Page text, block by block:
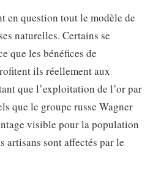
en question tout le modèle de
naturelles. Certains se
que les bénéfices de
ils réellement aux
que l’exploitation de l’or par
que le groupe russe Wagner
visible pour la population
artisans sont affectés par le